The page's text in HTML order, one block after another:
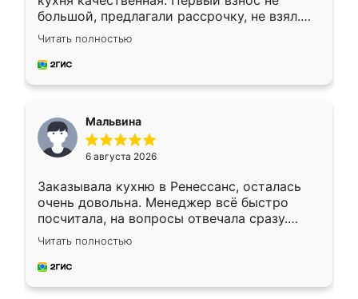
большой, предлагали рассрочку, не взял.
Ждал меньше месяца, сборщик с прямыми
руками. По цене вышло адекватно.
Рекомендую!
Читать полностью
Мальвина
6 августа 2026
Заказывала кухню в Ренессанс, осталась
очень довольна. Менеджер всё быстро
посчитала, на вопросы отвечала сразу.
Замерщик приехал в субботу, подошёл к
делу со всей ответственностью. Собрали
за день, ребята работали аккуратно, даже
Читать полностью